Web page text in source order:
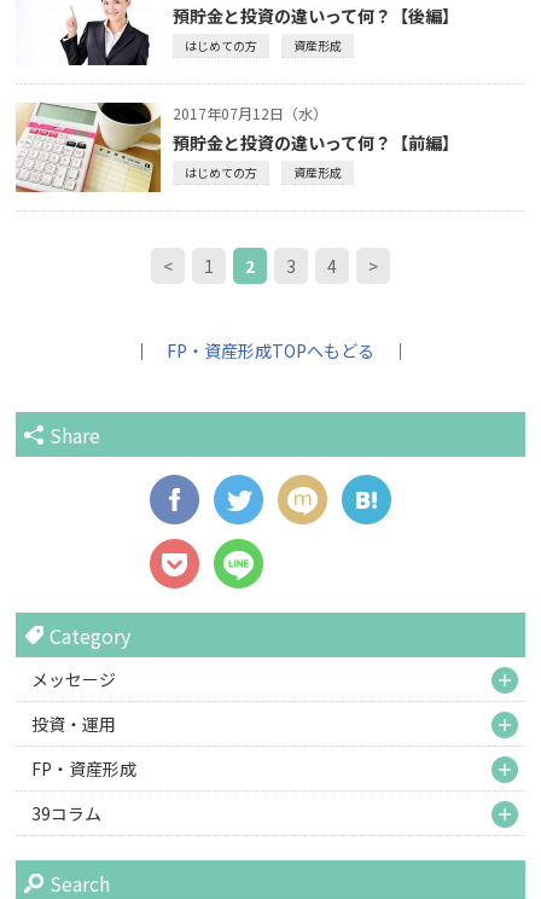
預貯金と投資の違いって何？【後編】
はじめての方 資産形成
2017年07月12日（水）
預貯金と投資の違いって何？【前編】
はじめての方 資産形成
< 1 2 3 4 >
｜ FP・資産形成TOPへもどる ｜
Share
Category
メッセージ
投資・運用
FP・資産形成
39コラム
Search